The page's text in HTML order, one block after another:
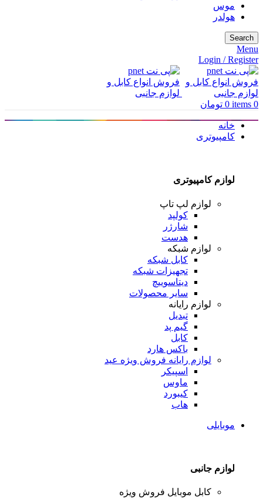
موس
هولدر
Search
Menu
Login / Register
0
items
0 تومان
خانه
کامپیوتری
لوازم کامپیوتری
لوازم لپ تاپ
کولپد
شارژر
هدست
لوازم شبکه
کابل شبکه
تجهیزات شبکه
دیتاسوییچ
سایر محصولات
لوازم رایانه
تبدیل
گیم پد
کابل
باکس هارد
لوازم رایانه فروش ویژه عید
اسپیکر
ماوس
کیبورد
هاب
موبایلی
لوازم جانبی
کابل موبایل فروش ویژه